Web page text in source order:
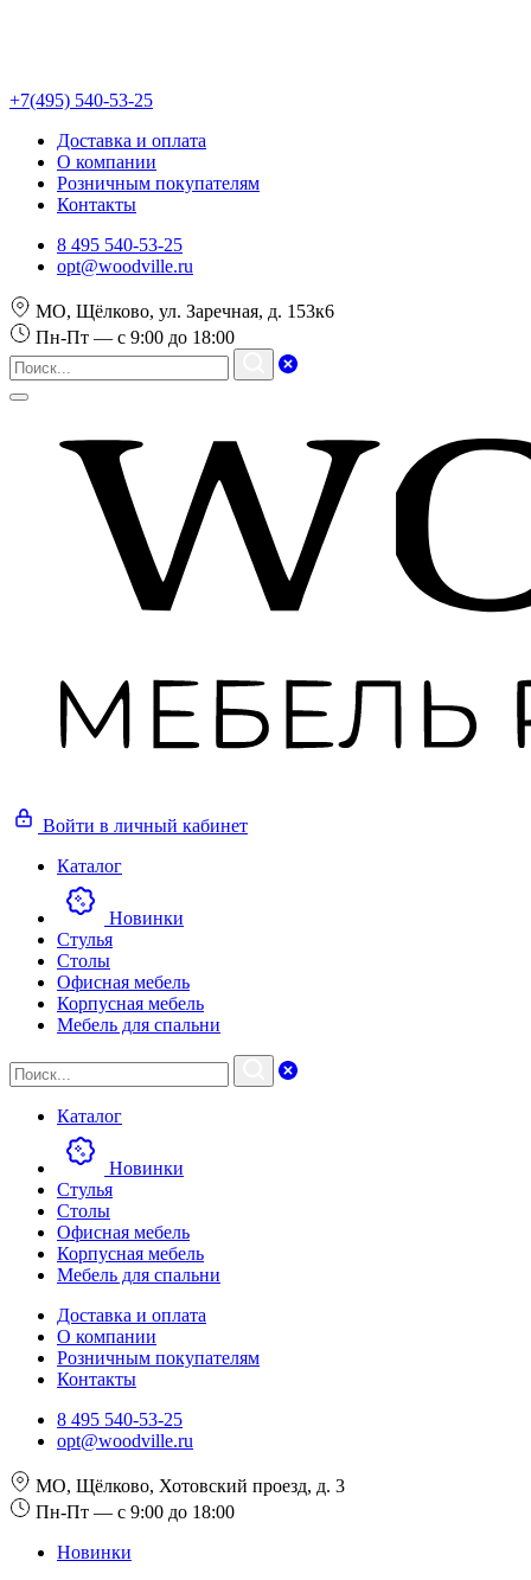
+7(495) 540-53-25
Доставка и оплата
О компании
Розничным покупателям
Контакты
8 495 540-53-25
opt@woodville.ru
МО, Щёлково, ул. Заречная, д. 153к6
Пн-Пт — с 9:00 до 18:00
Войти в личный кабинет
Каталог
Новинки
Стулья
Столы
Офисная мебель
Корпусная мебель
Мебель для спальни
Каталог
Новинки
Стулья
Столы
Офисная мебель
Корпусная мебель
Мебель для спальни
Доставка и оплата
О компании
Розничным покупателям
Контакты
8 495 540-53-25
opt@woodville.ru
МО, Щёлково, Хотовский проезд, д. 3
Пн-Пт — с 9:00 до 18:00
Новинки